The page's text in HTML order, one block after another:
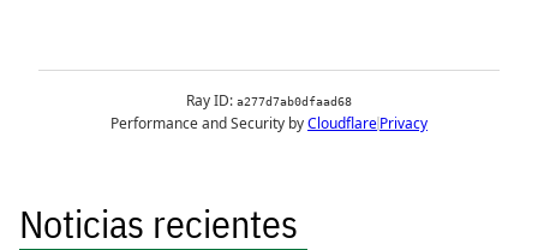
Noticias recientes